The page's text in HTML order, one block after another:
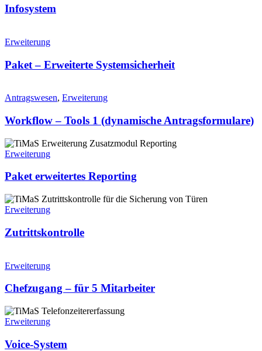
Infosystem
Erweiterung
Paket – Erweiterte Systemsicherheit
Antragswesen, Erweiterung
Workflow – Tools 1 (dynamische Antragsformulare)
Erweiterung
Paket erweitertes Reporting
Erweiterung
Zutrittskontrolle
Erweiterung
Chefzugang – für 5 Mitarbeiter
Erweiterung
Voice-System